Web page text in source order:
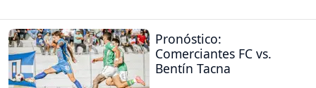
Pronóstico:
Comerciantes FC vs.
Bentín Tacna